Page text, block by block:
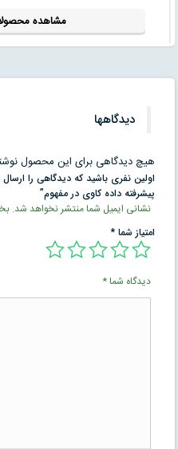
مشاهده
دیدگاهها
هیچ دیدگاهی برای این محصول
اولین نفری باشید که دیدگاهی را ارسال
پیشرفته داده کاوی در مفهوم”
نشانی ایمیل شما منتشر نخواهد شد.
امتیاز شما*
دیدگاه شما*